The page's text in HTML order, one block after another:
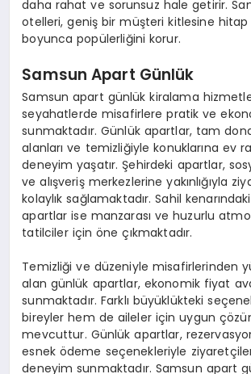
daha rahat ve sorunsuz hale getirir.
otelleri, geniş bir müşteri kitlesine hitap
boyunca popülerliğini korur.
Samsun Apart Günlük
Samsun apart günlük kiralama
seyahatlerde misafirlere pratik ve
sunmaktadır. Günlük apartlar, tam
alanları ve temizliğiyle konuklarına ev
deneyim yaşatır. Şehirdeki apartlar,
ve alışveriş merkezlerine yakınlığıyla
kolaylık sağlamaktadır. Sahil
apartlar ise manzarası ve huzurlu
tatilciler için öne çıkmaktadır.
Temizliği ve düzeniyle misafirlerinden
alan günlük apartlar, ekonomik fiyat
sunmaktadır. Farklı büyüklükteki
bireyler hem de aileler için uygun
mevcuttur. Günlük apartlar,
esnek ödeme seçenekleriyle
deneyim sunmaktadır. Samsun apart